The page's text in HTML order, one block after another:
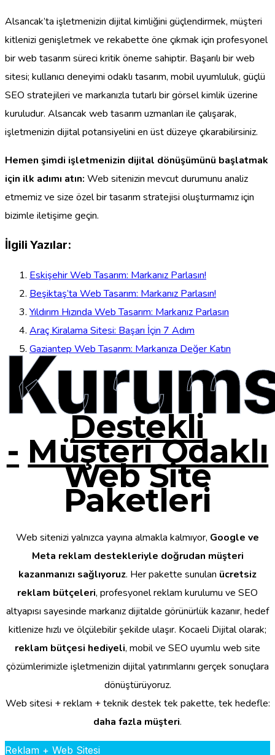
Alsancak’ta işletmenizin dijital kimliğini güçlendirmek, müşteri
kitlenizi genişletmek ve rekabette öne çıkmak için profesyonel
bir web tasarım süreci kritik öneme sahiptir. Başarılı bir web
sitesi; kullanıcı deneyimi odaklı tasarım, mobil uyumluluk, güçlü
SEO stratejileri ve markanızla tutarlı bir görsel kimlik üzerine
kuruludur. Alsancak web tasarım uzmanları ile çalışarak,
işletmenizin dijital potansiyelini en üst düzeye çıkarabilirsiniz.
Hemen şimdi işletmenizin dijital dönüşümünü başlatmak
için ilk adımı atın: Web sitenizin mevcut durumunu analiz
etmemiz ve size özel bir tasarım stratejisi oluşturmamız için
bizimle iletişime geçin.
İlgili Yazılar:
Eskişehir Web Tasarım: Markanız Parlasın!
Beşiktaş’ta Web Tasarım: Markanız Parlasın!
Yıldırım Hızında Web Tasarım: Markanız Parlasın
Araç Kiralama Sitesi: Başarı İçin 7 Adım
Gaziantep Web Tasarım: Markanıza Değer Katın
Destekli
- Müşteri Odaklı
Web Site
Paketleri
Web sitenizi yalnızca yayına almakla kalmıyor, Google ve
Meta reklam destekleriyle doğrudan müşteri
kazanmanızı sağlıyoruz. Her pakette sunulan ücretsiz
reklam bütçeleri, profesyonel reklam kurulumu ve SEO
altyapısı sayesinde markanız dijitalde görünürlük kazanır, hedef
kitlenize hızlı ve ölçülebilir şekilde ulaşır. Kocaeli Dijital olarak;
reklam bütçesi hediyeli, mobil ve SEO uyumlu web site
çözümlerimizle işletmenizin dijital yatırımlarını gerçek sonuçlara
dönüştürüyoruz.
Web sitesi + reklam + teknik destek tek pakette, tek hedefle:
daha fazla müşteri.
Reklam + Web Sitesi